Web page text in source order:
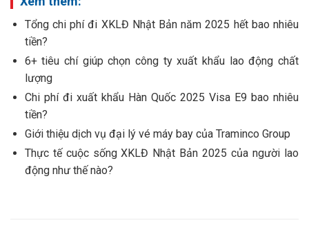
Tổng chi phí đi XKLĐ Nhật Bản năm 2025 hết bao nhiêu
tiền?
6+ tiêu chí giúp chọn công ty xuất khẩu lao động chất
lượng
Chi phí đi xuất khẩu Hàn Quốc 2025 Visa E9 bao nhiêu
tiền?
Giới thiệu dịch vụ đại lý vé máy bay của Traminco Group
Thực tế cuộc sống XKLĐ Nhật Bản 2025 của người lao
động như thế nào?